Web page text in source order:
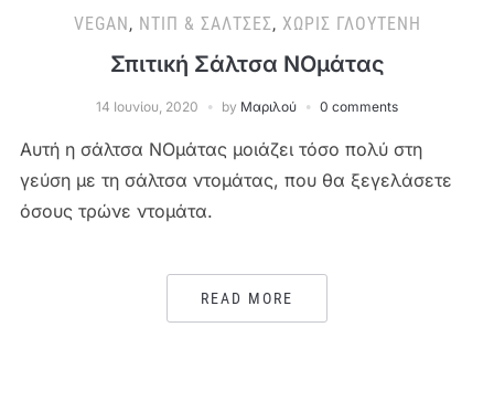
VEGAN, ΝΤΙΠ & ΣΆΛΤΣΕΣ, ΧΩΡΊΣ ΓΛΟΥΤΈΝΗ
Σπιτική Σάλτσα NOμάτας
14 Ιουνίου, 2020 by Μαριλού 0 comments
Αυτή η σάλτσα NΟμάτας μοιάζει τόσο πολύ στη
γεύση με τη σάλτσα ντομάτας, που θα ξεγελάσετε
όσους τρώνε ντομάτα.
READ MORE